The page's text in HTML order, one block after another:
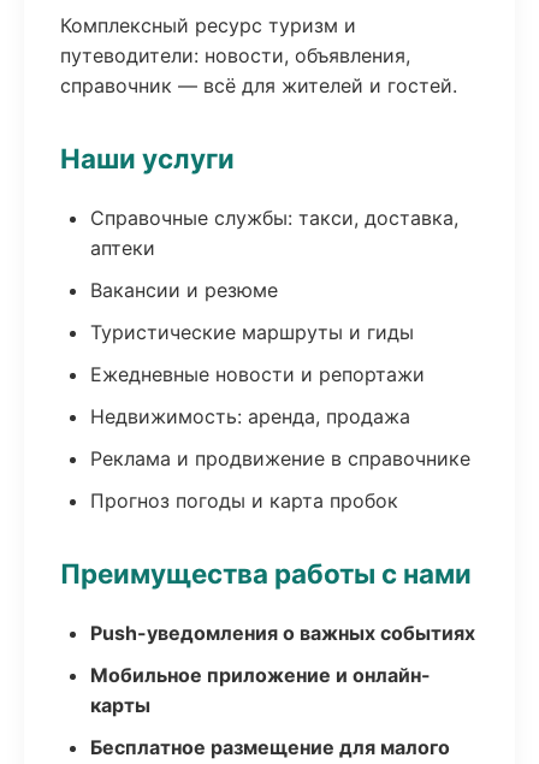
Комплексный ресурс туризм и
путеводители: новости, объявления,
справочник — всё для жителей и гостей.
Наши услуги
Справочные службы: такси, доставка,
аптеки
Вакансии и резюме
Туристические маршруты и гиды
Ежедневные новости и репортажи
Недвижимость: аренда, продажа
Реклама и продвижение в справочнике
Прогноз погоды и карта пробок
Преимущества работы с нами
Push-уведомления о важных событиях
Мобильное приложение и онлайн-
карты
Бесплатное размещение для малого